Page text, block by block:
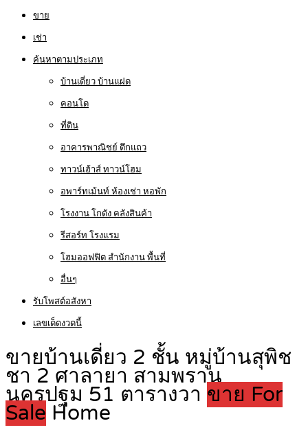
ขาย
เช่า
ค้นหาตามประเภท
บ้านเดี่ยว บ้านแฝด
คอนโด
ที่ดิน
อาคารพาณิชย์ ตึกแถว
ทาวน์เฮ้าส์ ทาวน์โฮม
อพาร์ทเม้นท์ ห้องเช่า หอพัก
โรงงาน โกดัง คลังสินค้า
รีสอร์ท โรงแรม
โฮมออฟฟิต สำนักงาน พื้นที่
อื่นๆ
รับโพสต์อสังหา
เลขเด็ดงวดนี้
ขายบ้านเดี่ยว 2 ชั้น หมู่บ้านสุพิช
ชา 2 ศาลายา สามพราน
นครปฐม 51 ตารางวา ขาย For
Sale Home